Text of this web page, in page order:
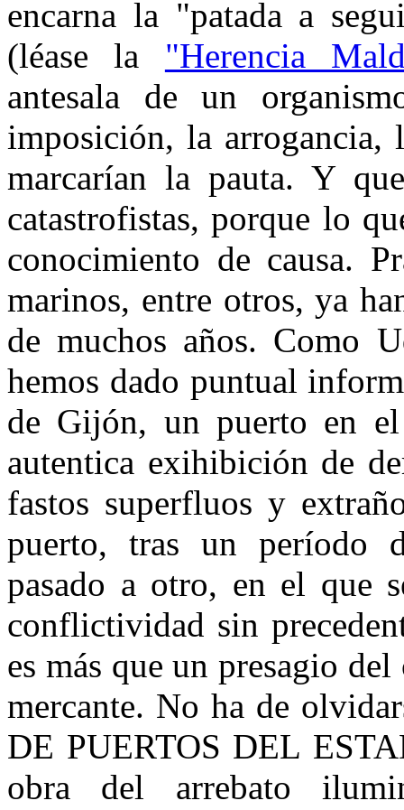
encarna la "patada a
(léase la "Herencia
antesala de un
imposición, la arrogancia,
marcarían la pauta. Y
catastrofistas, porque lo
conocimiento de causa.
marinos, entre otros, ya
de muchos años. Como
hemos dado puntual
de Gijón, un puerto en
autentica exihibición de
fastos superfluos y
puerto, tras un período
pasado a otro, en el que
conflictividad sin
es más que un presagio
mercante. No ha de
DE PUERTOS DEL
obra del arrebato